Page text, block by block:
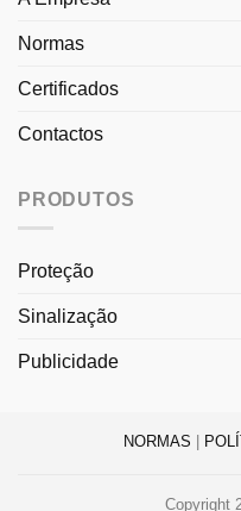
Normas
Certificados
Contactos
PRODUTOS
Proteção
Sinalização
Publicidade
NORMAS
Copyright